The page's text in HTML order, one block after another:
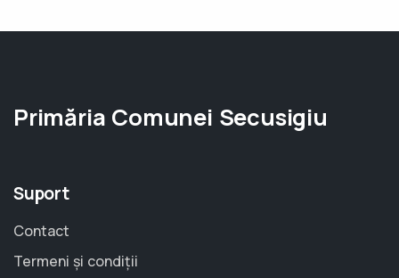
Primăria Comunei Secusigiu
Suport
Contact
Termeni și condiții